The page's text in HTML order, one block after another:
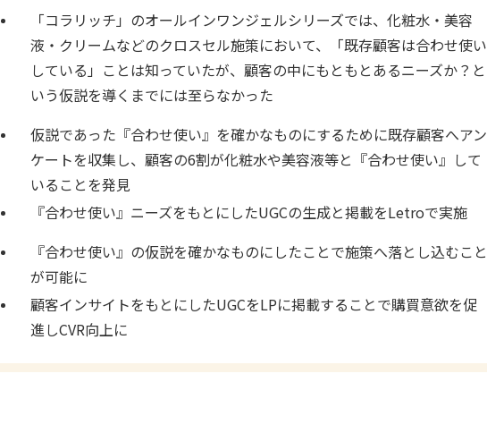
「コラリッチ」のオールインワンジェルシリーズでは、化粧水・美容
液・クリームなどのクロスセル施策において、「既存顧客は合わせ使い
している」ことは知っていたが、顧客の中にもともとあるニーズか？と
いう仮説を導くまでには至らなかった
仮説であった『合わせ使い』を確かなものにするために既存顧客へアン
ケートを収集し、顧客の6割が化粧水や美容液等と『合わせ使い』して
いることを発見
『合わせ使い』ニーズをもとにしたUGCの生成と掲載をLetroで実施
『合わせ使い』の仮説を確かなものにしたことで施策へ落とし込むこと
が可能に
顧客インサイトをもとにしたUGCをLPに掲載することで購買意欲を促
進しCVR向上に